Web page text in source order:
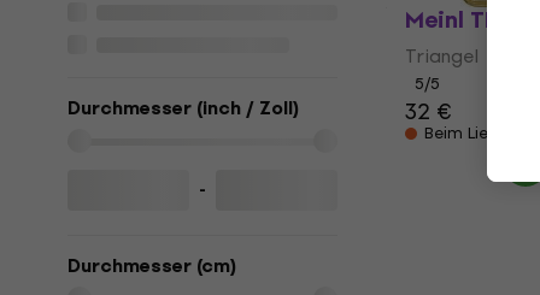
Durchmesser (inch / Zoll)
-
Durchmesser (cm)
Meinl
Triangel
5/5
32 €
Beim